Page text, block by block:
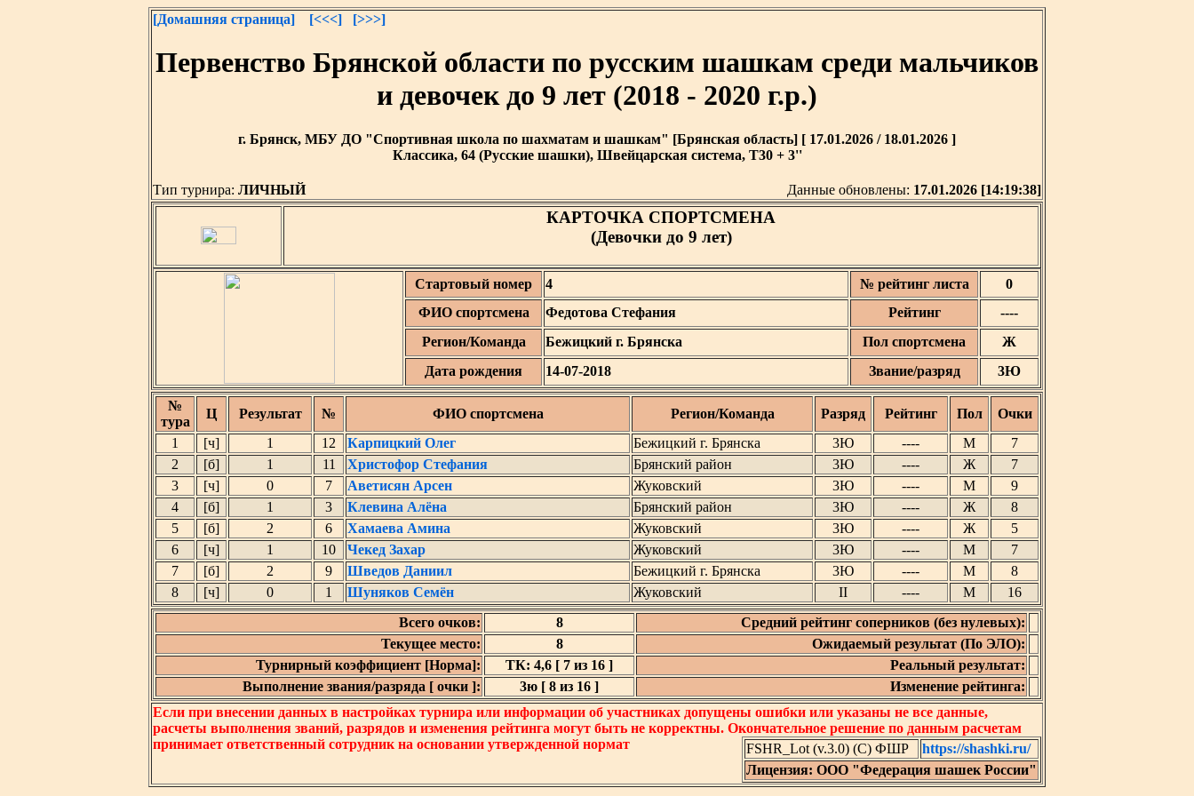
[Домашняя страница] [<<<] [>>>]
Первенство Брянской области по русским шашкам среди мальчиков
и девочек до 9 лет (2018 - 2020 г.р.)
г. Брянск, МБУ ДО "Спортивная школа по шахматам и шашкам" [Брянская область] [ 17.01.2026 / 18.01.2026 ]
Классика, 64 (Русские шашки), Швейцарская система, T30 + 3''
Тип турнира: ЛИЧНЫЙ Данные обновлены: 17.01.2026 [14:19:38]
КАРТОЧКА СПОРТСМЕНА
(Девочки до 9 лет)
Стартовый номер 4 № рейтинг листа
0
ФИО спортсмена
Федотова Стефания Рейтинг
----
Регион/Команда
Бежицкий г. Брянска Пол спортсмена
Ж
Дата рождения
14-07-2018 Звание/разряд 3Ю
№
тура
Ц Результат № ФИО спортсмена Регион/Команда Разряд Рейтинг Пол
Очки
1
[ч] 1 12 Карпицкий Олег Бежицкий г. Брянска 3Ю ---- М
7
2
[б] 1 11 Христофор Стефания Брянский район 3Ю ---- Ж
7
3
[ч] 0 7 Аветисян Арсен Жуковский 3Ю ---- М
9
4
[б] 1 3 Клевина Алёна Брянский район 3Ю ---- Ж
8
5
[б] 2 6 Хамаева Амина Жуковский 3Ю ---- Ж
5
6
[ч] 1 10 Чекед Захар Жуковский 3Ю ---- М
7
7
[б] 2 9 Шведов Даниил Бежицкий г. Брянска 3Ю ---- М
8
8
[ч] 0 1 Шуняков Семён Жуковский II ---- М
16
Всего очков:
8
Средний рейтинг соперников (без нулевых):
Текущее место:
8
Ожидаемый результат (По ЭЛО):
Турнирный коэффициент [Норма]:
ТК: 4,6 [ 7 из 16 ]
Реальный результат:
Выполнение звания/разряда [ очки ]:
3ю [ 8 из 16 ]
Изменение рейтинга:
Если при внесении данных в настройках турнира или информации об участниках допущены ошибки или указаны не все данные,
расчеты выполнения званий, разрядов и изменения рейтинга могут быть не корректны. Окончательное решение по данным расчетам
принимает ответственный сотрудник на основании утвержденной нормат
FSHR_Lot (v.3.0) (C) ФШР
https://shashki.ru/
Лицензия: ООО "Федерация шашек России"